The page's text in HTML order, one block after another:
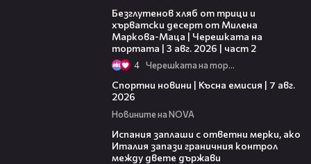
Безглутенов хляб от трици и
хърватски десерт от Милена
Маркова-Маца | Черешката на
тортата | 3 авг. 2026 | част 2
4 Черешката на тортата
Спортни новини | Късна емисия | 7 авг.
2026
Новините на NOVA
Испания заплаши с ответни мерки, ако
Италия запази граничния контрол
между двете държави